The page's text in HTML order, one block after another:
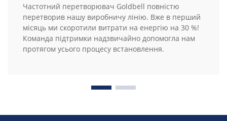
Частотний перетворювач Goldbell повністю
перетворив нашу виробничу лінію. Вже в перший
місяць ми скоротили витрати на енергію на 30 %!
Команда підтримки надзвичайно допомогла нам
протягом усього процесу встановлення.